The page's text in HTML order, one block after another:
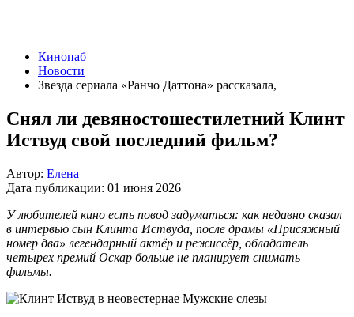
Кинопаб
Новости
Звезда сериала «Ранчо Даттона» рассказала,
Снял ли девяностошестилетний Клинт
Иствуд свой последний фильм?
Автор: Елена
Дата публикации: 01 июня 2026
У любителей кино есть повод задуматься: как недавно сказал
в интервью сын Клинта Иствуда, после драмы «Присяжный
номер два» легендарный актёр и режиссёр, обладатель
четырех премий Оскар больше не планирует снимать
фильмы.